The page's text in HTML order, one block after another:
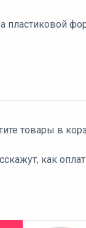
пластиковой
товары в
как